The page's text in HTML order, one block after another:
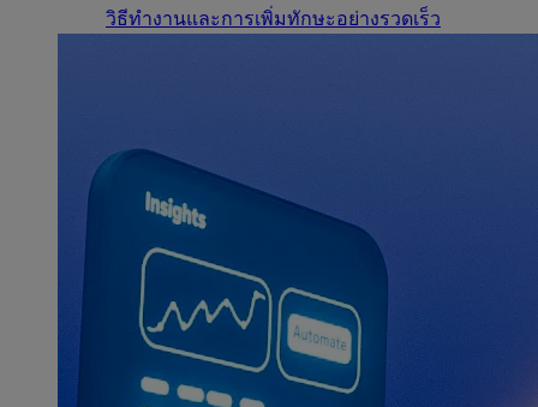
วิธีทำงานและการเพิ่มทักษะอย่างรวดเร็ว